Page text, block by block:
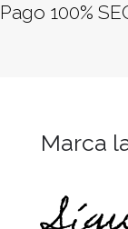
Pago 100%
Marca